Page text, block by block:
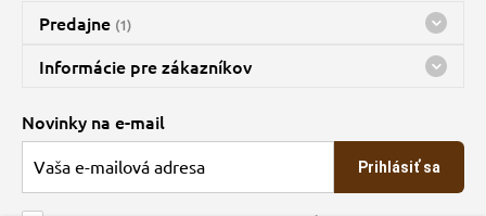
Predajne (1)
Predajňa a sklad Kbely
nes máme otvorené 08:00 - 16:00
Informácie pre zákazníkov
O spoločnosti
Veľkoobchod
Novinky na e-mail
Prihlásiť sa